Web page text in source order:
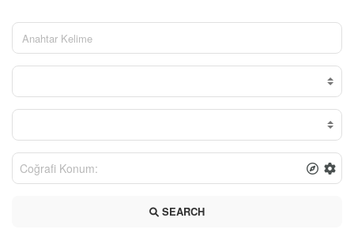
SEARCH